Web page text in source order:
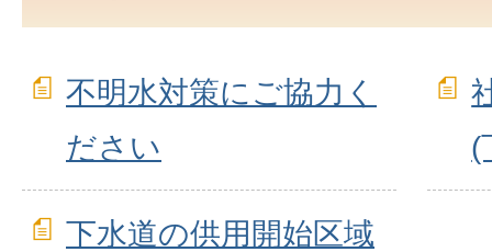
不明水対策にご協力く
ださい
(
下水道の供用開始区域